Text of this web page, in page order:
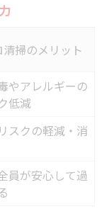
一覧
とは
清掃のメリット
やアレルギーの
低減
スクの軽減・消
員が安心して過